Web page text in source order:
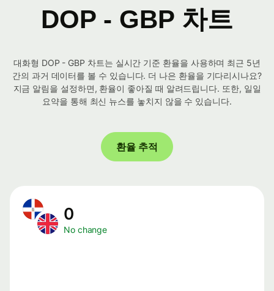
DOP - GBP 차트
대화형 DOP - GBP 차트는 실시간 기준 환율을 사용하며 최근 5년
간의 과거 데이터를 볼 수 있습니다. 더 나은 환율을 기다리시나요?
지금 알림을 설정하면, 환율이 좋아질 때 알려드립니다. 또한, 일일
요약을 통해 최신 뉴스를 놓치지 않을 수 있습니다.
환율 추적
0
No change